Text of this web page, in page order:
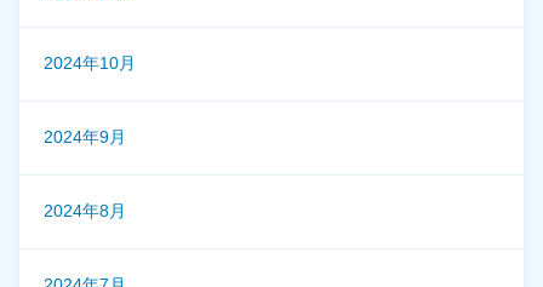
2024年10月
2024年9月
2024年8月